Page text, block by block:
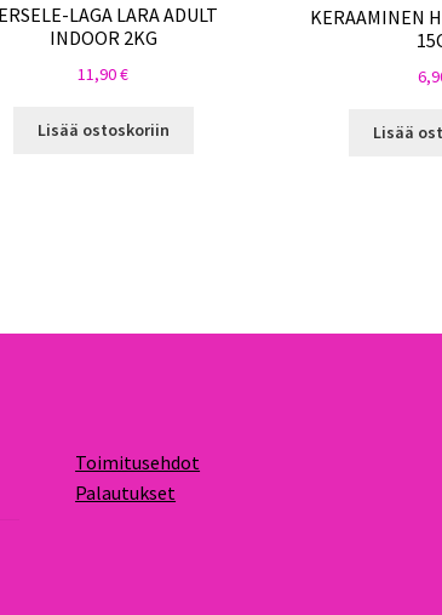
LAGA LARA ADULT
INDOOR 2KG
11,90€
Lisää ostoskoriin
KERAAMINEN
Lisää
Toimitusehdot
Palautukset